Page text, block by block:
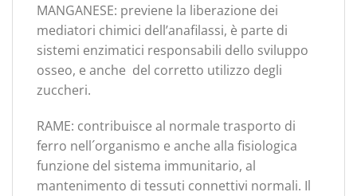
MANGANESE: previene la liberazione dei
mediatori chimici dell’anafilassi, è parte di
sistemi enzimatici responsabili dello sviluppo
osseo, e anche del corretto utilizzo degli
zuccheri.
RAME: contribuisce al normale trasporto di
ferro nell´organismo e anche alla fisiologica
funzione del sistema immunitario, al
mantenimento di tessuti connettivi normali. Il